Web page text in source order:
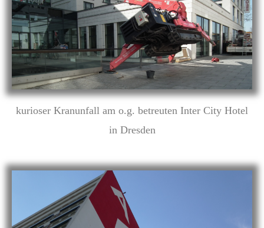
kurioser Kranunfall am o.g. betreuten Inter City Hotel
in Dresden